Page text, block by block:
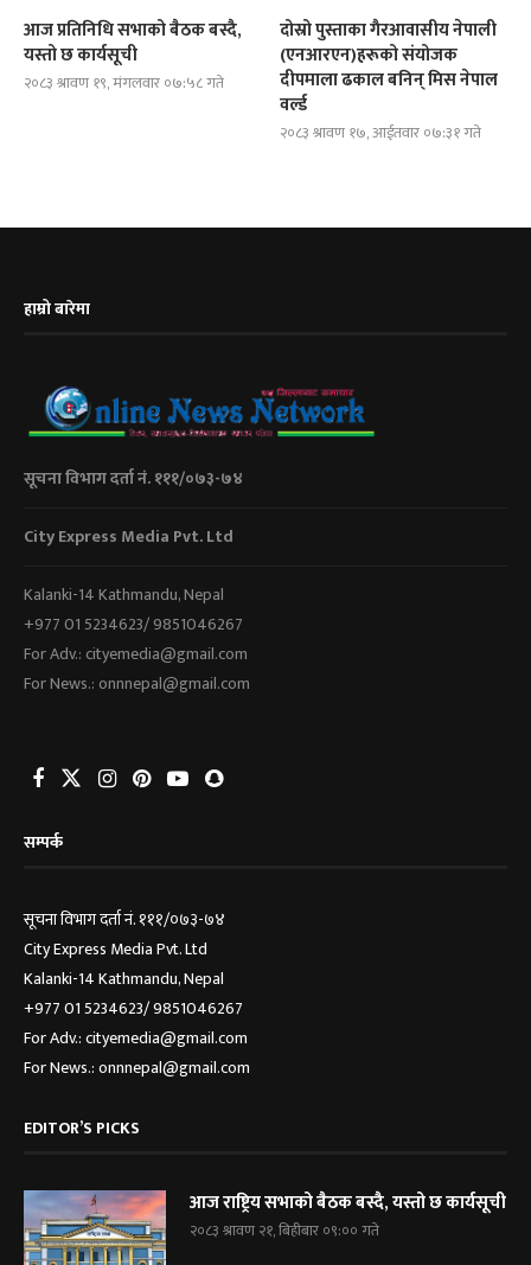
आज प्रतिनिधि सभाको बैठक बस्दै,
यस्तो छ कार्यसूची
२०८३ श्रावण १९, मंगलवार ०७:५८ गते
दोस्रो पुस्ताका गैरआवासीय नेपाली
(एनआरएन)हरूको संयोजक
दीपमाला ढकाल बनिन् मिस नेपाल
वर्ल्ड
२०८३ श्रावण १७, आईतवार ०७:३१ गते
हाम्रो बारेमा
सूचना विभाग दर्ता नं. १११/०७३-७४
City Express Media Pvt. Ltd
Kalanki-14 Kathmandu, Nepal
+977 01 5234623/ 9851046267
For Adv.: cityemedia@gmail.com
For News.: onnnepal@gmail.com
सम्पर्क
सूचना विभाग दर्ता नं. १११/०७३-७४
City Express Media Pvt. Ltd
Kalanki-14 Kathmandu, Nepal
+977 01 5234623/ 9851046267
For Adv.: cityemedia@gmail.com
For News.: onnnepal@gmail.com
EDITOR’S PICKS
आज राष्ट्रिय सभाको बैठक बस्दै, यस्तो छ कार्यसूची
२०८३ श्रावण २१, बिहीबार ०९:०० गते